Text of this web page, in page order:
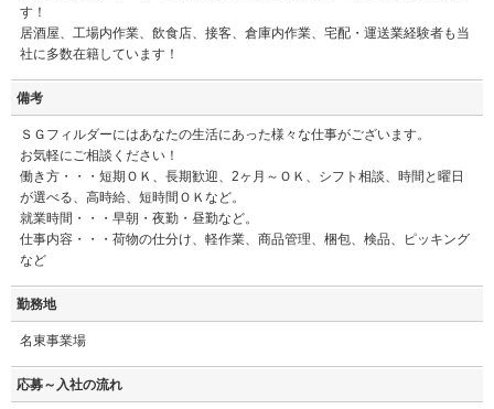
す！
居酒屋、工場内作業、飲食店、接客、倉庫内作業、宅配・運送業経験者も当
社に多数在籍しています！
備考
ＳＧフィルダーにはあなたの生活にあった様々な仕事がございます。
お気軽にご相談ください！
働き方・・・短期ＯＫ、長期歓迎、2ヶ月～ＯＫ、シフト相談、時間と曜日
が選べる、高時給、短時間ＯＫなど。
就業時間・・・早朝・夜勤・昼勤など。
仕事内容・・・荷物の仕分け、軽作業、商品管理、梱包、検品、ピッキング
など
勤務地
名東事業場
応募～入社の流れ